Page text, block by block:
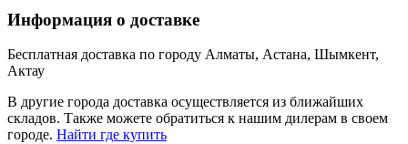
Информация о доставке
Бесплатная доставка по городу Алматы, Астана, Шымкент,
Актау
В другие города доставка осуществляется из ближайших
складов. Также можете обратиться к нашим дилерам в своем
городе. Найти где купить